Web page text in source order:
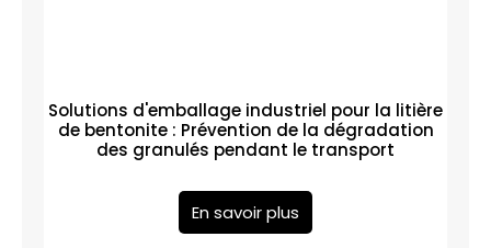
Solutions d'emballage industriel pour la litière
de bentonite : Prévention de la dégradation
des granulés pendant le transport
En savoir plus